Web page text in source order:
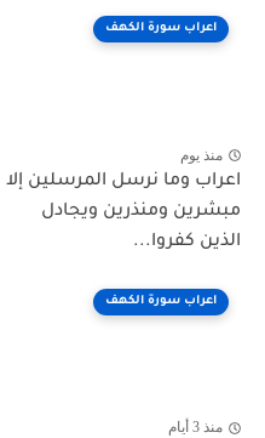
اعراب سورة الكهف
منذ يوم
اعراب وما نرسل المرسلين إلا
مبشرين ومنذرين ويجادل
الذين كفروا...
اعراب سورة الكهف
منذ 3 أيام